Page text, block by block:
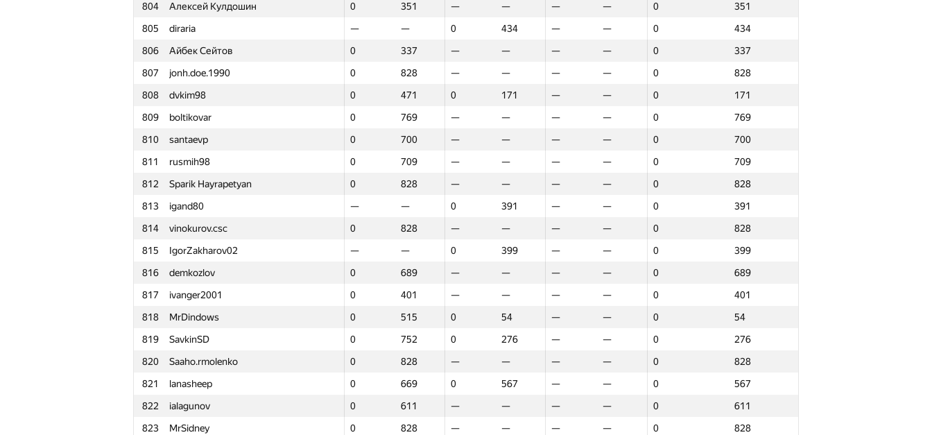
804
Алексей Кулдошин 0 351 — — — — 0
351
805
diraria — — 0 434 — — 0
434
806
Айбек Сейтов 0 337 — — — — 0
337
807
jonh.doe.1990 0 828 — — — — 0
828
808
dvkim98 0 471 0 171 — — 0
171
809
boltikovar 0 769 — — — — 0
769
810
santaevp 0 700 — — — — 0
700
811
rusmih98 0 709 — — — — 0
709
812
Sparik Hayrapetyan 0 828 — — — — 0
828
813
igand80 — — 0 391 — — 0
391
814
vinokurov.csc 0 828 — — — — 0
828
815
IgorZakharov02 — — 0 399 — — 0
399
816
demkozlov 0 689 — — — — 0
689
817
ivanger2001 0 401 — — — — 0
401
818
MrDindows 0 515 0 54 — — 0
54
819
SavkinSD 0 752 0 276 — — 0
276
820
Saaho.rmolenko 0 828 — — — — 0
828
821
lanasheep 0 669 0 567 — — 0
567
822
ialagunov 0 611 — — — — 0
611
823
MrSidney 0 828 — — — — 0
828
Participant 1 Total
GP30 Place NGP30 Sum Min place